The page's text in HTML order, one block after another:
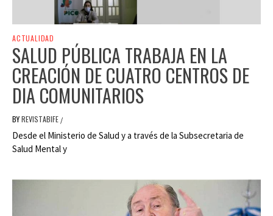
ACTUALIDAD
SALUD PÚBLICA TRABAJA EN LA
CREACIÓN DE CUATRO CENTROS DE
DIA COMUNITARIOS
BYREVISTABIFE /
Desde el Ministerio de Salud y a través de la Subsecretaria de
Salud Mental y